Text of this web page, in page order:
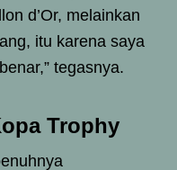
d’Or, melainkan
itu karena saya
tegasnya.
Trophy